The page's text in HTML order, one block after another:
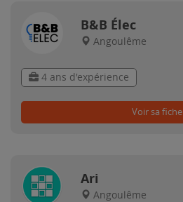
B&B Élec
Angoulême
4 ans d'expérience
Voir sa fiche
Ari
Angoulême